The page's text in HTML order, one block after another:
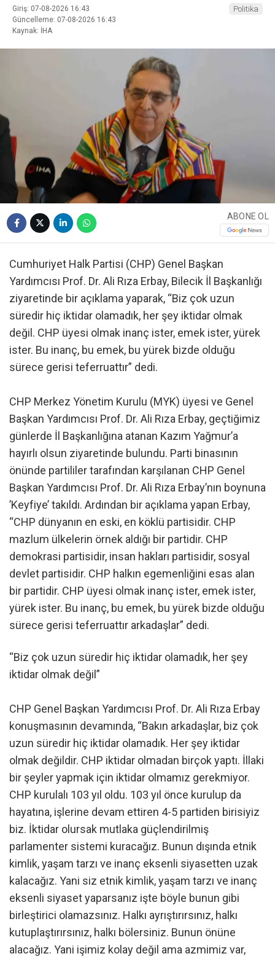
Giriş: 07-08-2026 16:43
Güncelleme: 07-08-2026 16:43
Kaynak: İHA
Politika
ABONE OL
Cumhuriyet Halk Partisi (CHP) Genel Başkan
Yardımcısı Prof. Dr. Ali Rıza Erbay, Bilecik İl Başkanlığı
ziyaretinde bir açıklama yaparak, “Biz çok uzun
süredir hiç iktidar olamadık, her şey iktidar olmak
değil. CHP üyesi olmak inanç ister, emek ister, yürek
ister. Bu inanç, bu emek, bu yürek bizde olduğu
sürece gerisi teferruattır” dedi.
CHP Merkez Yönetim Kurulu (MYK) üyesi ve Genel
Başkan Yardımcısı Prof. Dr. Ali Rıza Erbay, geçtiğimiz
günlerde İl Başkanlığına atanan Kazım Yağmur’a
hayırlı olsun ziyaretinde bulundu. Parti binasının
önünde partililer tarafından karşılanan CHP Genel
Başkan Yardımcısı Prof. Dr. Ali Rıza Erbay’nın boynuna
’Keyfiye’ takıldı. Ardından bir açıklama yapan Erbay,
“CHP dünyanın en eski, en köklü partisidir. CHP
mazlum ülkelerin örnek aldığı bir partidir. CHP
demokrasi partisidir, insan hakları partisidir, sosyal
devlet partisidir. CHP halkın egemenliğini esas alan
bir partidir. CHP üyesi olmak inanç ister, emek ister,
yürek ister. Bu inanç, bu emek, bu yürek bizde olduğu
sürece gerisi teferruattır arkadaşlar” dedi.
“Biz çok uzun süredir hiç iktidar olamadık, her şey
iktidar olmak değil”
CHP Genel Başkan Yardımcısı Prof. Dr. Ali Rıza Erbay
konuşmasının devamında, “Bakın arkadaşlar, biz çok
uzun süredir hiç iktidar olamadık. Her şey iktidar
olmak değildir. CHP iktidar olmadan birçok yaptı. İllaki
bir şeyler yapmak için iktidar olmamız gerekmiyor.
CHP kurulalı 103 yıl oldu. 103 yıl önce kurulup da
hayatına, işlerine devam ettiren 4-5 partiden birisiyiz
biz. İktidar olursak mutlaka güçlendirilmiş
parlamenter sistemi kuracağız. Bunun dışında etnik
kimlik, yaşam tarzı ve inanç eksenli siyasetten uzak
kalacağız. Yani siz etnik kimlik, yaşam tarzı ve inanç
eksenli siyaset yaparsanız işte böyle bunun gibi
birleştirici olamazsınız. Halkı ayrıştırırsınız, halkı
kutuplaştırırsınız, halkı bölersiniz. Bunun önüne
alacağız. Yani işimiz kolay değil ama azmimiz var,